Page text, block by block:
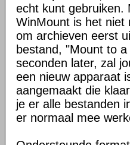
echt kunt gebruiken.
WinMount is het niet
om archieven eerst
bestand, "Mount to
seconden later, zal
een nieuw apparaat
aangemaakt die
je er alle bestanden
er normaal mee